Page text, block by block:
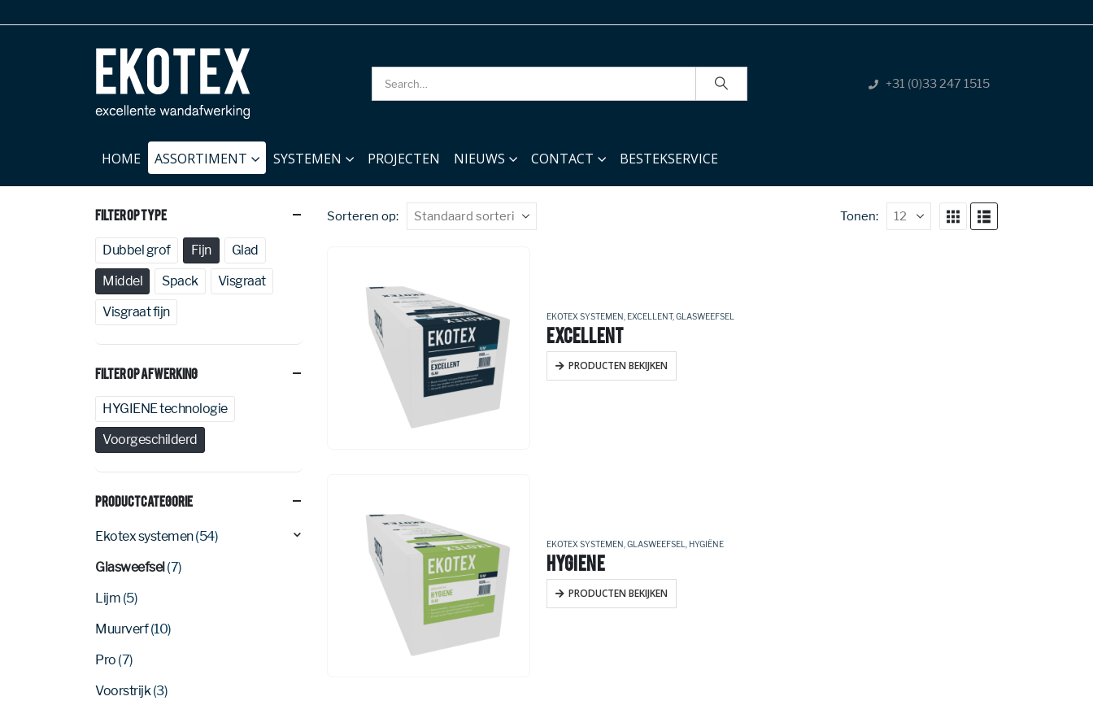
+31 (0)33 247 1515
HOME ASSORTIMENT SYSTEMEN PROJECTEN NIEUWS CONTACT BESTEKSERVICE
Sorteren op: Tonen:
EKOTEX SYSTEMEN EXCELLENT, GLASWEEFSEL
EXCELLENT
PRODUCTEN BEKIJKEN
EKOTEX SYSTEMEN GLASWEEFSEL HYGIËNE
HYGIENE
PRODUCTEN BEKIJKEN
Filter Op Type
Dubbel grof Fijn
Glad
Middel
Spack
Visgraat
Visgraat fijn
Filter Op Afwerking
HYGIENE technologie
Voorgeschilderd
Productcategorie
Ekotex systemen(54)
Glasweefsel(7)
Lijm (5)
Muurverf (10)
Pro (7)
Voorstrijk(3)